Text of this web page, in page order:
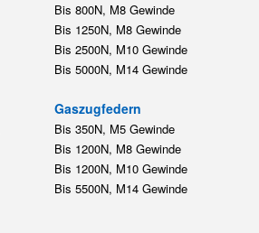
Bis 800N, M8 Gewinde
Bis 1250N, M8 Gewinde
Bis 2500N, M10 Gewinde
Bis 5000N, M14 Gewinde
Gaszugfedern
Bis 350N, M5 Gewinde
Bis 1200N, M8 Gewinde
Bis 1200N, M10 Gewinde
Bis 5500N, M14 Gewinde